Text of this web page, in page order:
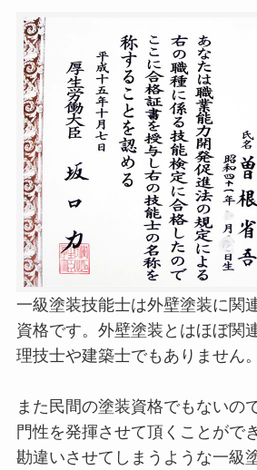
一級塗装技能士は外壁塗装に関
資格です。外壁塗装とはほぼ関
理技士や建築士でもありません。
また民間の塗装資格でもないの
門性を発揮させて頂くことがで
勘違いさせてしまうような一級